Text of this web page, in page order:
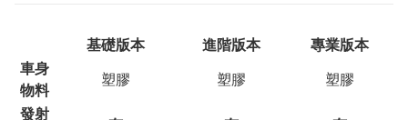
基礎版本 進階版本
專業版本
車身
物料
塑膠 塑膠
塑膠
發射